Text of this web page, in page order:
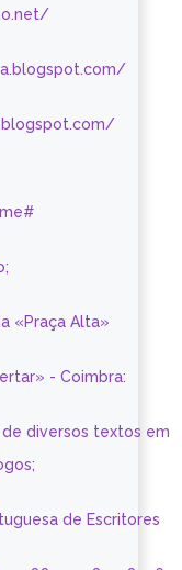
«Praça Alta»
- Coimbra:
diversos textos em
de Escritores